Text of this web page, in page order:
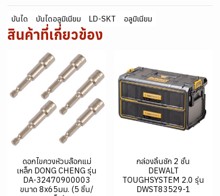
บันได บันไดอลูมิเนียม LD-SKT อลูมิเนียม
สินค้าที่เกี่ยวข้อง
ดอกไขควงหัวบล๊อกแม่
เหล็ก DONG CHENG รุ่น
DA-32470900003
ขนาด 8x65มม. (5 ชิ้น/
กล่องลิ้นชัก 2 ชั้น
DEWALT
TOUGHSYSTEM 2.0 รุ่น
DWST83529-1